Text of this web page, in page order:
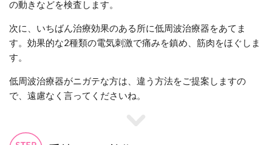
の動きなどを検査します。
次に、いちばん治療効果のある所に低周波治療器をあてま
す。効果的な2種類の電気刺激で痛みを鎮め、筋肉をほぐしま
す。
低周波治療器がニガテな方は、違う方法をご提案しますの
で、遠慮なく言ってくださいね。